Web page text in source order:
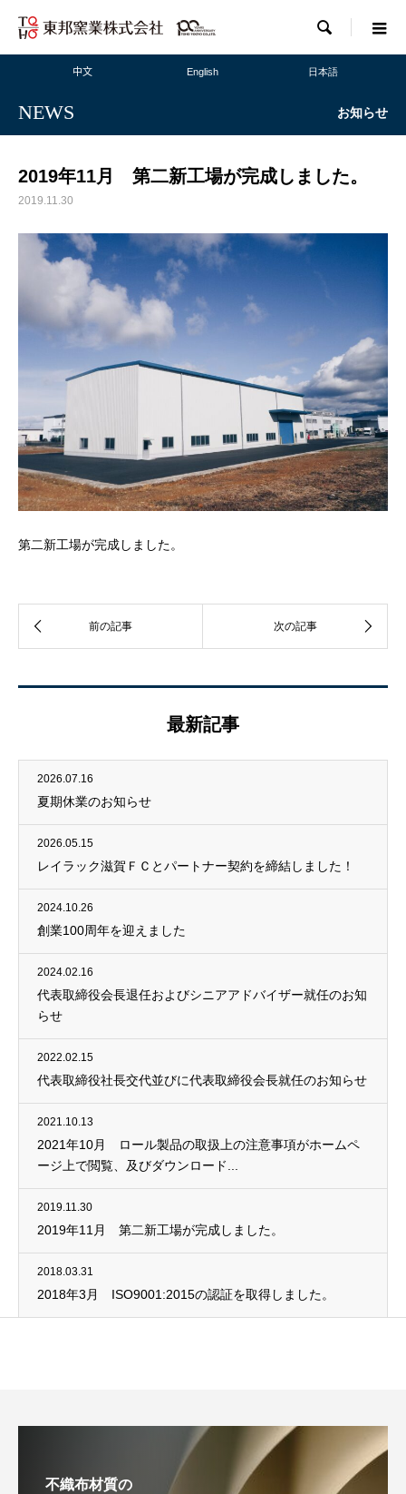

中文 English 日本語
NEWS お知らせ
2019年11月 第二新工場が完成しました。
2019.11.30
第二新工場が完成しました。
最新記事
2026.07.16
夏期休業のお知らせ
2026.05.15
レイラック滋賀ＦＣとパートナー契約を締結しました！
2024.10.26
創業100周年を迎えました
2024.02.16
代表取締役会長退任およびシニアアドバイザー就任のお知
らせ
2022.02.15
代表取締役社長交代並びに代表取締役会長就任のお知らせ
2021.10.13
2021年10月 ロール製品の取扱上の注意事項がホームペ
ージ上で閲覧、及びダウンロード...
2019.11.30
2019年11月 第二新工場が完成しました。
2018.03.31
2018年3月 ISO9001:2015の認証を取得しました。
不織布材質の